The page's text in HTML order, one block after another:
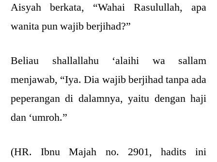
Aisyah berkata, “Wahai Rasulullah, apa
wanita pun wajib berjihad?”
Beliau shallallahu ‘alaihi wa sallam
menjawab, “Iya. Dia wajib berjihad tanpa ada
peperangan di dalamnya, yaitu dengan haji
dan ‘umroh.”
(HR. Ibnu Majah no. 2901, hadits ini